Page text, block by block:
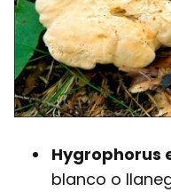
Hygrophorus
blanco o